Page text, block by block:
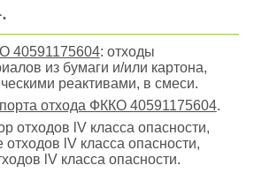
40591175604: отходы
из бумаги и/или картона,
реактивами, в смеси.
отхода ФККО 40591175604.
отходов lV класса опасности,
lV класса опасности,
lV класса опасности.